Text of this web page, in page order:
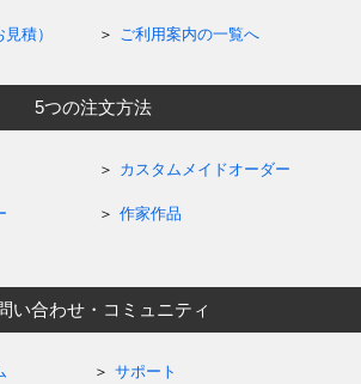
積）
ご利用案内の一覧へ
5つの注文方法
カスタムメイドオーダー
作家作品
い合わせ・コミュニティ
サポート